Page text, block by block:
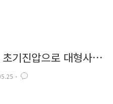
기진압으로 대형사